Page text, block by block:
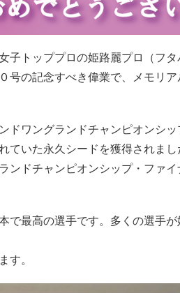
子トッププロの姫路麗プロ（フ
号の記念すべき偉業で、メモリア
ドワングランドチャンピオンシ
ていた永久シードを獲得されまし
ンドチャンピオンシップ・ファイ
で最高の選手です。多くの選手が
す。